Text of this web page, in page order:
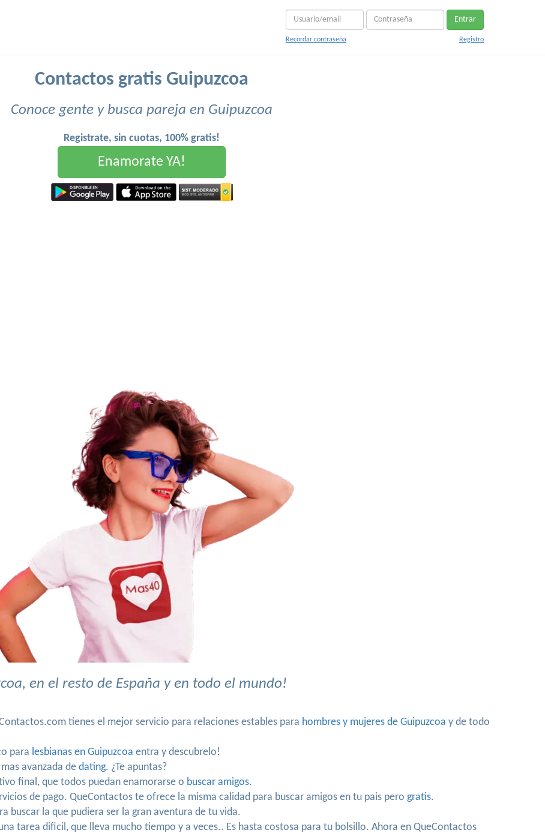
Entrar
Recordar contraseña Registro
Contactos gratis Guipuzcoa
Conoce gente y busca pareja en Guipuzcoa
Registrate, sin cuotas, 100% gratis!
Enamorate YA!
en el resto de España y en todo el mundo!
tienes el mejor servicio para relaciones estables para hombres y mujeres de Guipuzcoa y de todo
para lesbianas en Guipuzcoa entra y descubrelo!
avanzada de dating. ¿Te apuntas?
final, que todos puedan enamorarse o buscar amigos.
de pago. QueContactos te ofrece la misma calidad para buscar amigos en tu pais pero gratis.
buscar la que pudiera ser la gran aventura de tu vida.
tarea dificil, que lleva mucho tiempo y a veces.. Es hasta costosa para tu bolsillo. Ahora en QueContactos